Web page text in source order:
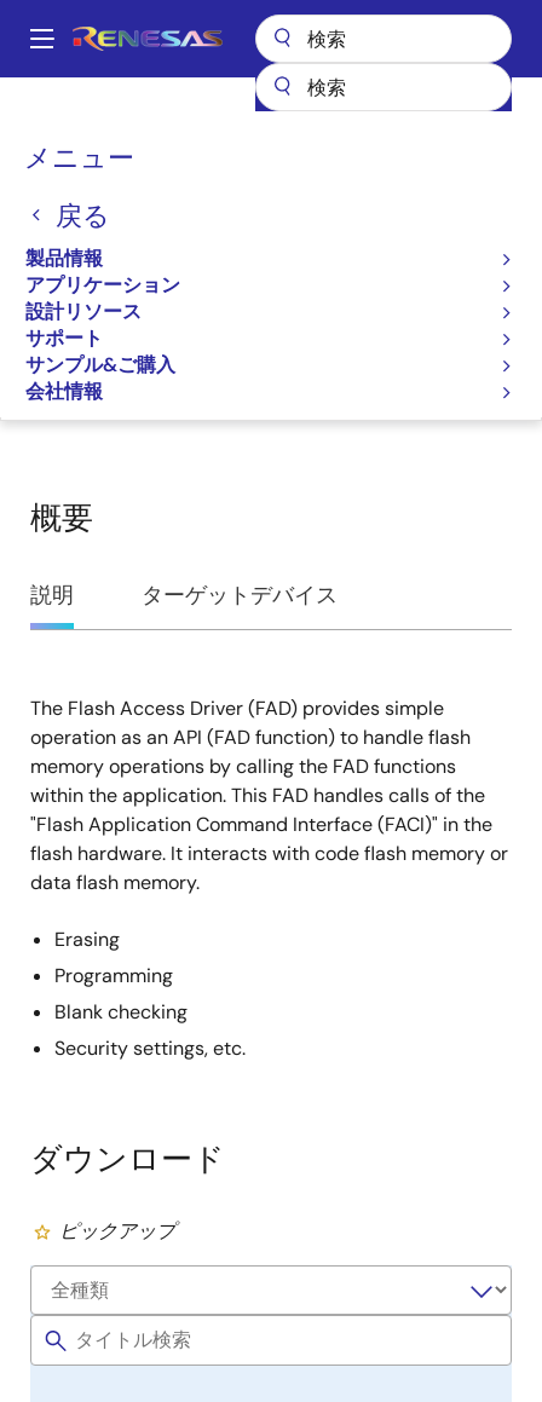
ン
Main
メニュー
戻る
製品情報
アプリケーション
設計リソース
サポート
サンプル&ご購入
会社情報
パ
く
ず
ソフトウェアとドライバ Flash Access Driver (FAD)
Flash Access Driver (FAD)
オンチップフラッシュメモリ
Flash Access Driver v2.00 Library
ページセクションへ移動：
概要
概
要
説明 ターゲットデバイス
説
明
The Flash Access Driver (FAD) provides simple
operation as an API (FAD function) to handle flash
memory operations by calling the FAD functions
within the application. This FAD handles calls of the
"Flash Application Command Interface (FACI)" in the
flash hardware. It interacts with code flash memory or
data flash memory.
Erasing
Programming
Blank checking
Security settings, etc.
ダウンロード
ピックアップ